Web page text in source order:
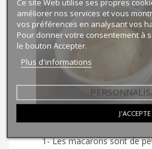
1- Les macarons sont de
améliorer nos services et vous
vos préférences en analysant vos
Pour donner votre consentement à
le bouton Accepter.
Plus d'informations
J'ACCEPTE